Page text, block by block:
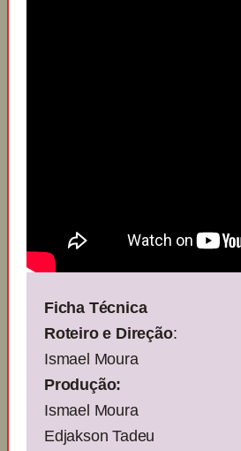
Ficha Técnica
Roteiro e Direção:
Ismael Moura
Produção:
Ismael Moura
Edjakson Tadeu